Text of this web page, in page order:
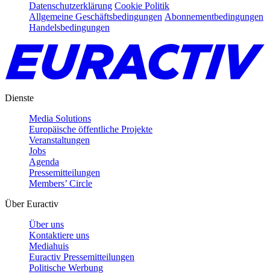
Datenschutzerklärung Cookie Politik
Allgemeine Geschäftsbedingungen Abonnementbedingungen
Handelsbedingungen
Dienste
Media Solutions
Europäische öffentliche Projekte
Veranstaltungen
Jobs
Agenda
Pressemitteilungen
Members’ Circle
Über Euractiv
Über uns
Kontaktiere uns
Mediahuis
Euractiv Pressemitteilungen
Politische Werbung